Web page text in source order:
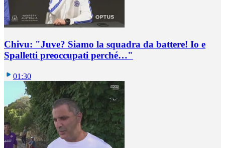
Chivu: "Juve? Siamo la squadra da battere! Io e
Spalletti preoccupati perché…"
01:30